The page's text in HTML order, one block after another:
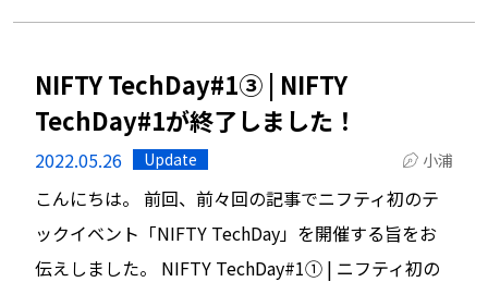
NIFTY TechDay#1③ | NIFTY
TechDay#1が終了しました！
2022.05.26 Update 小浦
こんにちは。 前回、前々回の記事でニフティ初のテ
ックイベント「NIFTY TechDay」を開催する旨をお
伝えしました。 NIFTY TechDay#1① | ニフティ初の